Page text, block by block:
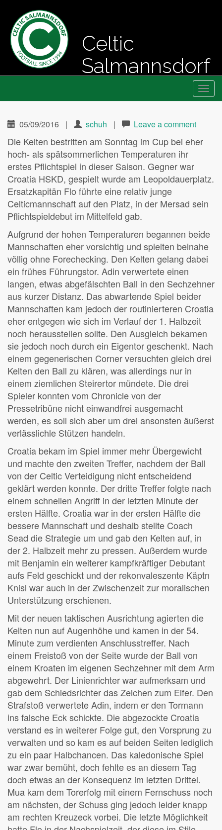
Celtic
Salmannsdorf
Menu
05/09/2016 | schuh | Leave a comment
Die Kelten bestritten am Sonntag im Cup bei eher
hoch- als spätsommerlichen Temperaturen ihr
erstes Pflichtspiel in dieser Saison. Gegner war
Croatia HSKD, gespielt wurde am Leopoldauerplatz.
Ersatzkapitän Flo führte eine relativ junge
Celticmannschaft auf den Platz, in der Mersad sein
Pflichtspieldebut im Mittelfeld gab.
Aufgrund der hohen Temperaturen begannen beide
Mannschaften eher vorsichtig und spielten beinahe
völlig ohne Forechecking. Den Kelten gelang dabei
ein frühes Führungstor. Adin verwertete einen
langen, etwas abgefälschten Ball in den Sechzehner
aus kurzer Distanz. Das abwartende Spiel beider
Mannschaften kam jedoch der routinierteren Croatia
eher entgegen wie sich im Verlauf der 1. Halbzeit
noch herausstellen sollte. Den Ausgleich bekamen
sie jedoch noch durch ein Eigentor geschenkt. Nach
einem gegenerischen Corner versuchten gleich drei
Kelten den Ball zu klären, was allerdings nur in
einem ziemlichen Steirertor mündete. Die drei
Spieler konnten vom Chronicle von der
Pressetribüne nicht einwandfrei ausgemacht
werden, es soll sich aber um drei ansonsten äußerst
verlässlichle Stützen handeln.
Croatia bekam im Spiel immer mehr Übergewicht
und machte den zweiten Treffer, nachdem der Ball
von der Celtic Verteidigung nicht entscheidend
geklärt werden konnte. Der dritte Treffer folgte nach
einem schnellen Angriff in der letzten Minute der
ersten Hälfte. Croatia war in der ersten Hälfte die
bessere Mannschaft und deshalb stellte Coach
Sead die Strategie um und gab den Kelten auf, in
der 2. Halbzeit mehr zu pressen. Außerdem wurde
mit Benjamin ein weiterer kampfkräftiger Debutant
aufs Feld geschickt und der rekonvaleszente Käptn
Knisl war auch in der Zwischenzeit zur moralischen
Unterstützung erschienen.
Mit der neuen taktischen Ausrichtung agierten die
Kelten nun auf Augenhöhe und kamen in der 54.
Minute zum verdienten Anschlusstreffer. Nach
einem Freistoß von der Seite wurde der Ball von
einem Kroaten im eigenen Sechzehner mit dem Arm
abgewehrt. Der Linienrichter war aufmerksam und
gab dem Schiedsrichter das Zeichen zum Elfer. Den
Strafstoß verwertete Adin, indem er den Tormann
ins falsche Eck schickte. Die abgezockte Croatia
verstand es in weiterer Folge gut, den Vorsprung zu
verwalten und so kam es auf beiden Seiten lediglich
zu ein paar Halbchancen. Das kaledonische Spiel
war zwar bemüht, doch fehlte es an diesem Tag
doch etwas an der Konsequenz im letzten Drittel.
Mua kam dem Torerfolg mit einem Fernschuss noch
am nächsten, der Schuss ging jedoch leider knapp
am rechten Kreuzeck vorbei. Die letzte Möglichkeit